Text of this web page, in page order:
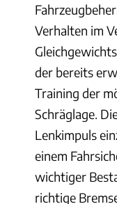
Verhalten im
der bereits
Training der
Schräglage.
Lenkimpuls
einem
wichtiger
richtige